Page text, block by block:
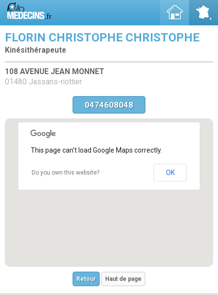
FLORIN CHRISTOPHE CHRISTOPHE
Kinésithérapeute
108 AVENUE JEAN MONNET
01480 Jassans-riottier
0474608048
This page can't load Google Maps correctly.
Do you own this website? OK
Retour Haut de page